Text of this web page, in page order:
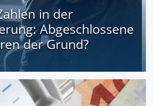
in der
Abgeschlossene
der Grund?